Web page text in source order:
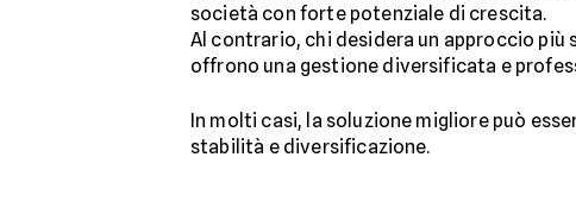
società con forte potenziale di crescita.
Al contrario, chi desidera un approccio
offrono una gestione diversificata e
In molti casi, la soluzione migliore può
stabilità e diversificazione.